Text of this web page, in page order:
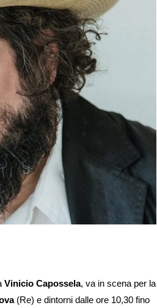
Vinicio Capossela, va in scena per la
(Re) e dintorni dalle ore 10,30 fino